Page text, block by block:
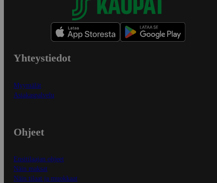
Yhteystiedot
Myymälät
Asiakaspalvelu
Ohjeet
Ensitilaajan ohjeet
Näin maksat
Näin tilaat ja muokkaat